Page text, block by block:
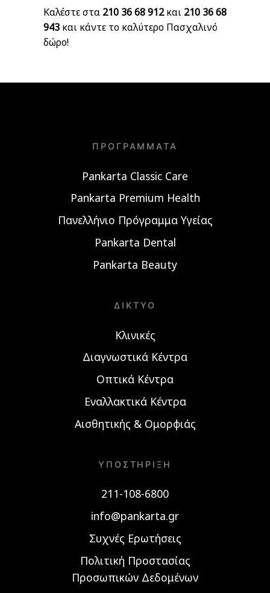
Καλέστε στα 210 36 68 912και 210 36 68
943 και κάντε το καλύτερο Πασχαλινό
δώρο!
ΠΡΟΓΡΆΜΜΑΤΑ
Pankarta Classic Care
Pankarta Premium Health
Πανελλήνιο Πρόγραμμα Υγείας
Pankarta Dental
Pankarta Beauty
ΔΊΚΤΥΟ
Κλινικές
Διαγνωστικά Κέντρα
Οπτικά Κέντρα
Εναλλακτικά Κέντρα
Αισθητικής & Ομορφιάς
ΥΠΟΣΤΉΡΙΞΗ
211-108-6800
info@pankarta.gr
Συχνές Ερωτήσεις
Πολιτική Προστασίας
Προσωπικών Δεδομένων